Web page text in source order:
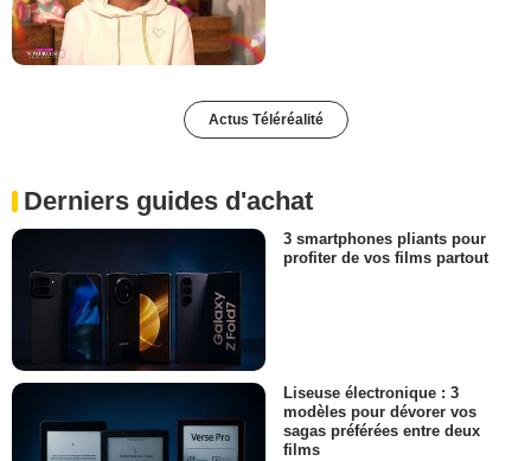
Actus Téléréalité
Derniers guides d'achat
3 smartphones pliants pour
profiter de vos films partout
Liseuse électronique : 3
modèles pour dévorer vos
sagas préférées entre deux
films